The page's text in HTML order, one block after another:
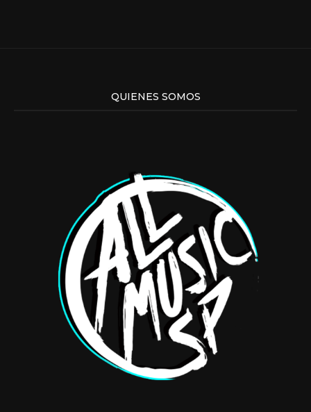
QUIENES SOMOS